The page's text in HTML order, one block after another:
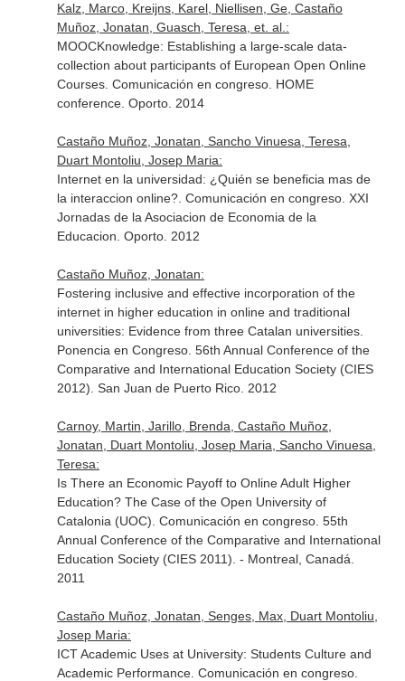
Kalz, Marco, Kreijns, Karel, Niellisen, Ge, Castaño
Muñoz, Jonatan, Guasch, Teresa, et. al.:
MOOCKnowledge: Establishing a large-scale data-
collection about participants of European Open Online
Courses. Comunicación en congreso. HOME
conference. Oporto. 2014
Castaño Muñoz, Jonatan, Sancho Vinuesa, Teresa,
Duart Montoliu, Josep Maria:
Internet en la universidad: ¿Quién se beneficia mas de
la interaccion online?. Comunicación en congreso. XXI
Jornadas de la Asociacion de Economia de la
Educacion. Oporto. 2012
Castaño Muñoz, Jonatan:
Fostering inclusive and effective incorporation of the
internet in higher education in online and traditional
universities: Evidence from three Catalan universities.
Ponencia en Congreso. 56th Annual Conference of the
Comparative and International Education Society (CIES
2012). San Juan de Puerto Rico. 2012
Carnoy, Martin, Jarillo, Brenda, Castaño Muñoz,
Jonatan, Duart Montoliu, Josep Maria, Sancho Vinuesa,
Teresa:
Is There an Economic Payoff to Online Adult Higher
Education? The Case of the Open University of
Catalonia (UOC). Comunicación en congreso. 55th
Annual Conference of the Comparative and International
Education Society (CIES 2011). - Montreal, Canadá.
2011
Castaño Muñoz, Jonatan, Senges, Max, Duart Montoliu,
Josep Maria:
ICT Academic Uses at University: Students Culture and
Academic Performance. Comunicación en congreso.